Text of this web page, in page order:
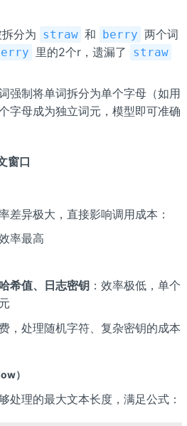
分为 straw 和 berry 两个词
里的2个r，遗漏了 straw
强制将单词拆分为单个字母（如用
字母成为独立词元，模型即可准确
窗口
差异极大，直接影响调用成本：
率最高
希值、日志密钥：效率极低，单个
，处理随机字符、复杂密钥的成本
）
处理的最大文本长度，满足公式：